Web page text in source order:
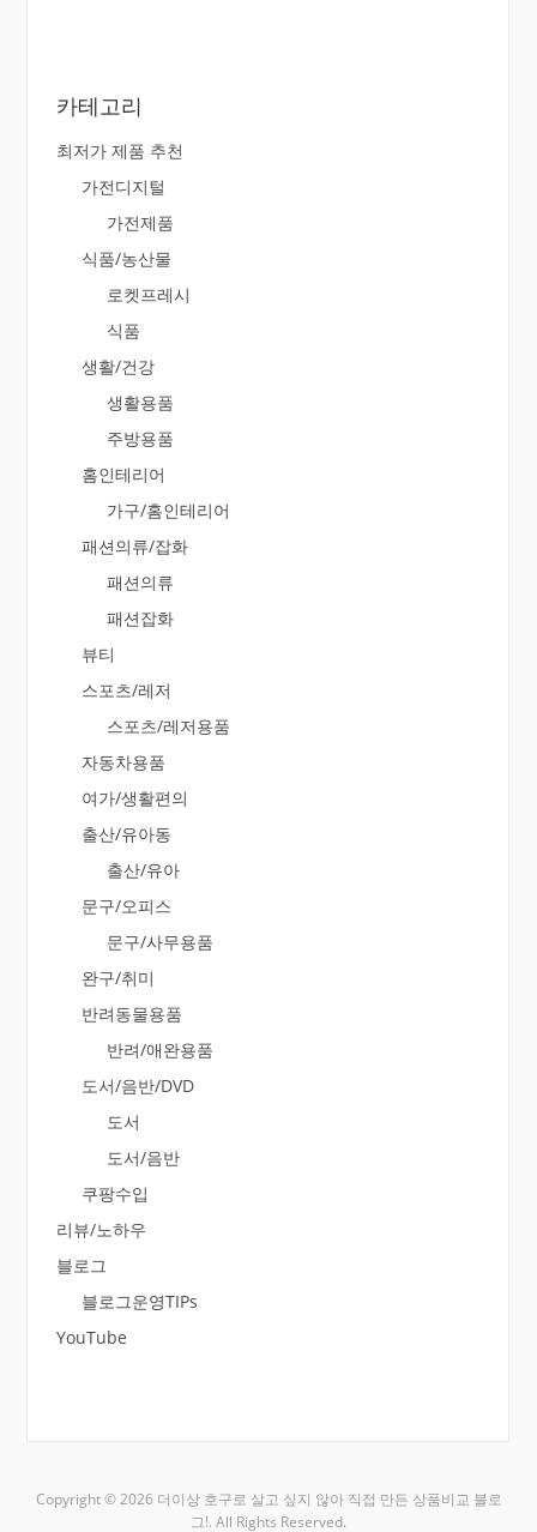
카테고리
최저가 제품 추천
가전디지털
가전제품
식품/농산물
로켓프레시
식품
생활/건강
생활용품
주방용품
홈인테리어
가구/홈인테리어
패션의류/잡화
패션의류
패션잡화
뷰티
스포츠/레저
스포츠/레저용품
자동차용품
여가/생활편의
출산/유아동
출산/유아
문구/오피스
문구/사무용품
완구/취미
반려동물용품
반려/애완용품
도서/음반/DVD
도서
도서/음반
쿠팡수입
리뷰/노하우
블로그
블로그운영TIPs
YouTube
Copyright © 2026 더이상 호구로 살고 싶지 않아 직접 만든 상품비교 블로
그!. All Rights Reserved.